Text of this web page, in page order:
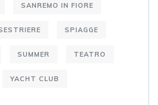
SANREMO IN FIORE
SPIAGGE
SUMMER TEATRO
YACHT CLUB